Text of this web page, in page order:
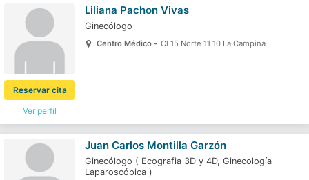
Ver perfil
Reservar cita
Liliana Pachon Vivas
Ginecólogo
Centro Médico - Cl 15 Norte 11 10 La Campina
Juan Carlos Montilla Garzón
Ginecólogo ( Ecografia 3D y 4D, Ginecología
Laparoscópica )